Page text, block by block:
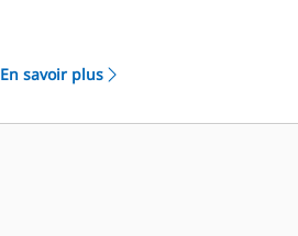
En savoir plus